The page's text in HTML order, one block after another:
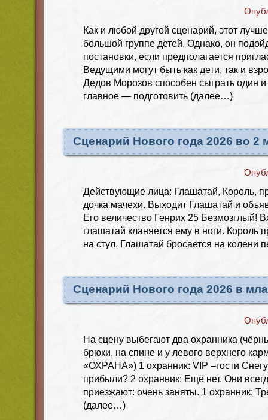
Как и любой другой сценарий, этот
большой группе детей. Однако, он
постановки, если предполагается
Ведущими могут быть как дети, так и
Дедов Морозов способен сыграть один и
главное — подготовить (далее…)
Сценарий Нового года 2026 во 2
Действующие лица: Глашатай, Король,
дочка мачехи. Выходит Глашатай и
Его величество Генрих 25 Безмозглый!
глашатай кланяется ему в ноги. Король
на стул. Глашатай бросается на колени
Сценарий Нового года 2026 в
На сцену выбегают два охранника
брюки, на спине и у левого верхнего
«ОХРАНА») 1 охранник: VIP –гости
прибыли? 2 охранник: Ещё нет. Они
приезжают: очень заняты. 1 охранник:
(далее…)